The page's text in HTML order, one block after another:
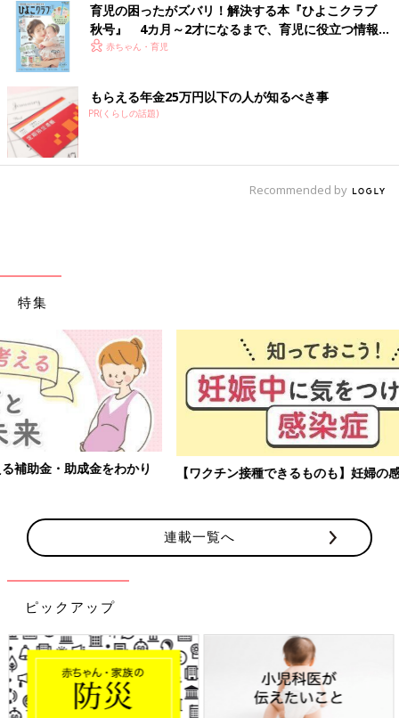
育児の困ったがズバリ！解決する本『ひよこクラブ
秋号』 4カ月～2才になるまで、育児に役立つ情報が
いっぱい！
赤ちゃん・育児
もらえる年金25万円以下の人が知るべき事
PR(くらしの話題)
Recommended by
特集
【ワクチン接種できるものも】妊婦の感染症対策、知っておいて！
連載一覧へ
ピックアップ